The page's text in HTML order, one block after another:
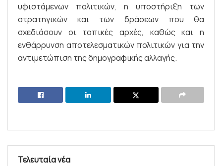
υφιστάμενων πολιτικών, η υποστήριξη των
στρατηγικών και των δράσεων που θα
σχεδιάσουν οι τοπικές αρχές, καθώς και η
ενθάρρυνση αποτελεσματικών πολιτικών για την
αντιμετώπιση της δημογραφικής αλλαγής.
Τελευταία νέα